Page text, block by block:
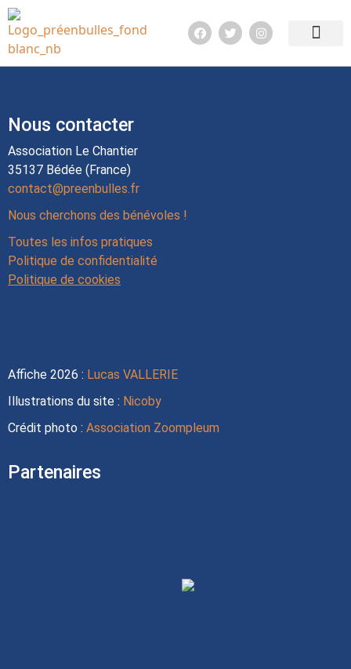
Nous contacter
Association Le Chantier
35137 Bédée (France)
contact@preenbulles.fr
Nous cherchons des bénévoles !
Toutes les infos pratiques
Politique de confidentialité
Politique de cookies
Affiche 2026 : Lucas VALLERIE
Illustrations du site : Nicoby
Crédit photo : Association Zoompleum
Partenaires